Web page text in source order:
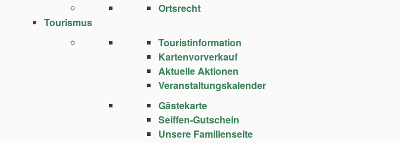
Ortsrecht
Tourismus
Touristinformation
Kartenvorverkauf
Aktuelle Aktionen
Veranstaltungskalender
Gästekarte
Seiffen-Gutschein
Unsere Familienseite